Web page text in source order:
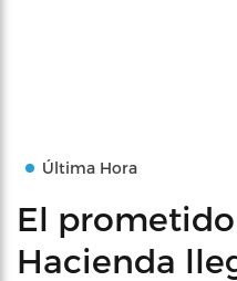
Última Hora
El
Hacienda